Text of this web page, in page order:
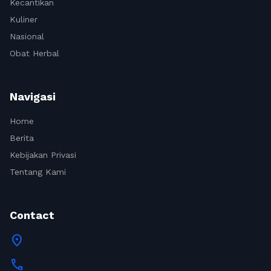
Kecantikan
Kuliner
Nasional
Obat Herbal
Navigasi
Home
Berita
Kebijakan Privasi
Tentang Kami
Contact
location_on
call